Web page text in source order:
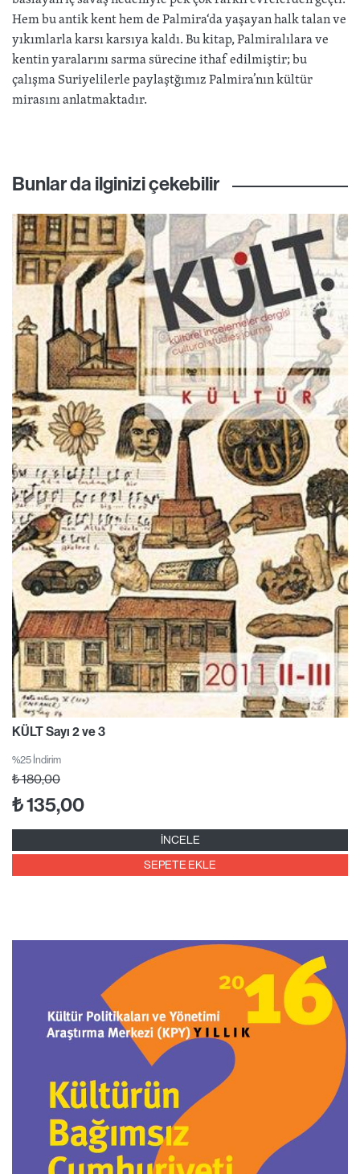
Hem bu antik kent hem de Palmira‘da yaşayan halk talan ve
yıkımlarla karsı karsıya kaldı. Bu kitap, Palmiralılara ve
kentin yaralarını sarma sürecine ithaf edilmiştir; bu
çalışma Suriyelilerle paylaştğımız Palmira’nın kültür
mirasını anlatmaktadır.
Bunlar da ilginizi çekebilir
KÜLT Sayı 2 ve 3
%25 İndirim
₺180,00
₺135,00
İNCELE
SEPETE EKLE